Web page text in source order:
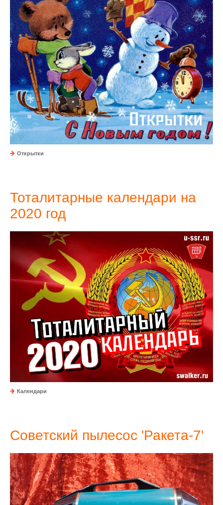
Открытки
Тоталитарные календари на
2020 год
Календари
Советский пылесос 'Ракета-7'